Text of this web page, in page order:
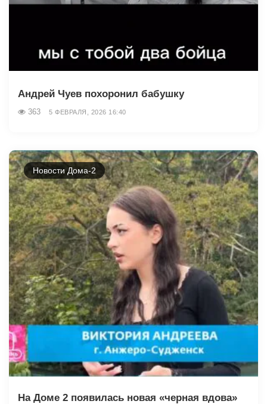
Андрей Чуев похоронил бабушку
363 5 ФЕВРАЛЯ, 2026 16:40
Новости Дома-2
На Доме 2 появилась новая «черная вдова»